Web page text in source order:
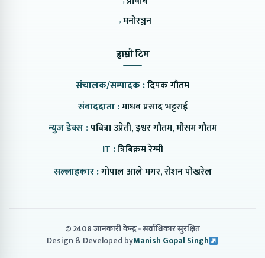
→मनोरञ्जन
हाम्रो टिम
संचालक/सम्पादक :दिपक गौतम
संवाददाता :माधव प्रसाद भट्टराई
न्युज डेक्स :पवित्रा उप्रेती, इश्वर गौतम, मौसम गौतम
IT :त्रिबिक्रम रेग्मी
सल्लाहकार :गोपाल आले मगर, रोशन पोखरेल
© 2408 जानकारी केन्द्र सर्वाधिकार सुरक्षित
Design & Developed byManish Gopal Singh